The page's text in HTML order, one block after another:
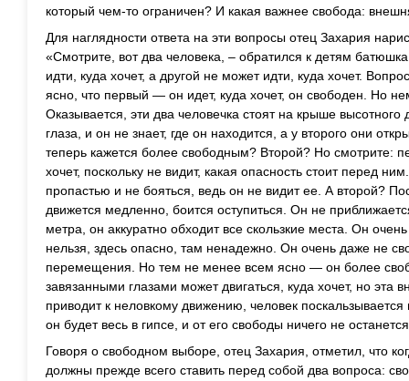
который чем-то ограничен? И какая важнее свобода:
Для наглядности ответа на эти вопросы отец Захария
«Смотрите, вот два человека, – обратился к детям
идти, куда хочет, а другой не может идти, куда хочет.
ясно, что первый — он идет, куда хочет, он свободен. Но
Оказывается, эти два человечка стоят на крыше
глаза, и он не знает, где он находится, а у второго они
теперь кажется более свободным? Второй? Но смотрите:
хочет, поскольку не видит, какая опасность стоит перед
пропастью и не бояться, ведь он не видит ее. А второй?
движется медленно, боится оступиться. Он не
метра, он аккуратно обходит все скользкие места. Он
нельзя, здесь опасно, там ненадежно. Он очень даже не
перемещения. Но тем не менее всем ясно — он более
завязанными глазами может двигаться, куда хочет, но эта
приводит к неловкому движению, человек
он будет весь в гипсе, и от его свободы ничего не
Говоря о свободном выборе, отец Захария, отметил, что
должны прежде всего ставить перед собой два вопроса: